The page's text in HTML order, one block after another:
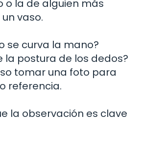
o la de alguien más
vaso.
se curva la mano?
la postura de los dedos?
tomar una foto para
referencia.
la observación es clave